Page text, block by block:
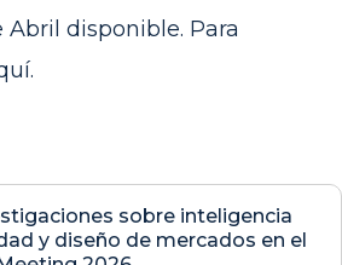
Abril disponible. Para
.
sobre inteligencia
y diseño de mercados en el